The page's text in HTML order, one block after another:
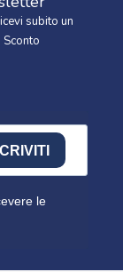
subito un
le